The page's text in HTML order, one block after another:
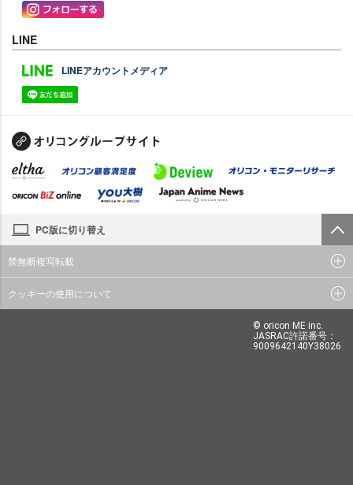
LINE
LINEアカウントメディア
PC版に切り替え
禁無断複写転載
クッキーの使用について
© oricon ME inc.
JASRAC許諾番号：
9009642140Y38026